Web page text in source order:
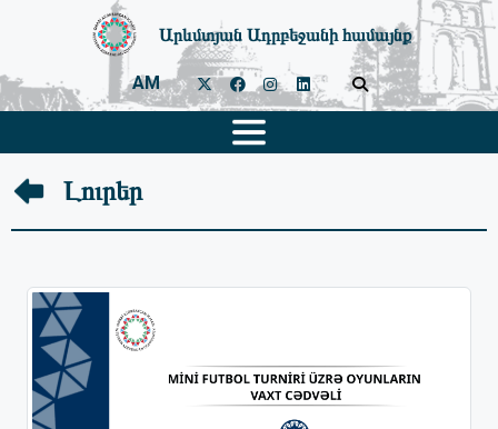
Արևմտյան Ադրբեջանի համայնք
AM
Լուրեր